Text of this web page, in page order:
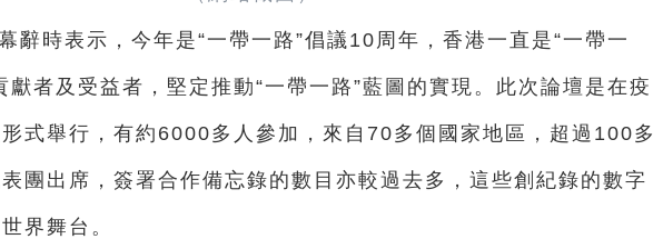
辭時表示，今年是“一帶一路”倡議10周年，香港一直是“一帶一
獻者及受益者，堅定推動“一帶一路”藍圖的實現。此次論壇是在疫
式舉行，有約6000多人參加，來自70多個國家地區，超過100多
團出席，簽署合作備忘錄的數目亦較過去多，這些創紀錄的數字
界舞台。